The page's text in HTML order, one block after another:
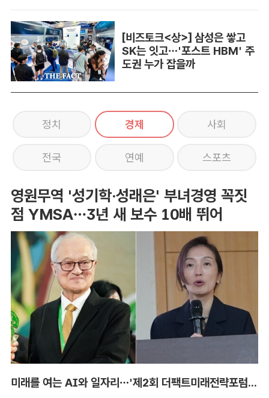
[비즈토크<상>] 삼성은 쌓고
SK는 잇고…'포스트 HBM' 주
도권 누가 잡을까
정치 경제 사회
전국 연예 스포츠
영원무역 '성기학·성래은' 부녀경영 꼭짓
점 YMSA…3년 새 보수 10배 뛰어
미래를 여는 AI와 일자리…'제2회 더팩트미래전략포럼' 참가 신청